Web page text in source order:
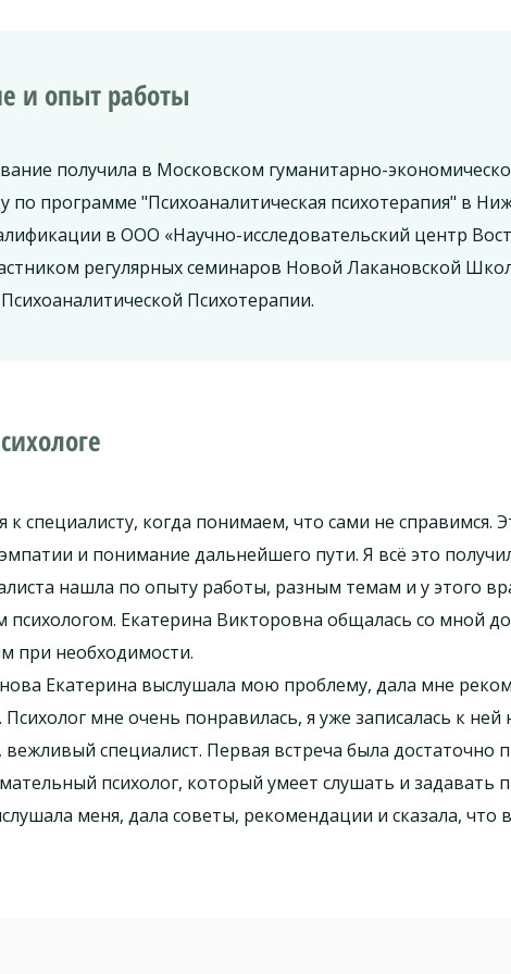
и опыт работы
получила в Московском гуманитарно-
по программе "Психоаналитическая психотерапия" в
в ООО «Научно-исследовательский центр
регулярных семинаров Новой Лакановской
Психотерапии.
специалисту, когда понимаем, что сами не
эмпатии и понимание дальнейшего пути. Я всё это
нашла по опыту работы, разным темам и у этого
психологом. Екатерина Викторовна общалась со мной
при необходимости.
Екатерина выслушала мою проблему, дала мне
Психолог мне очень понравилась, я уже записалась к
специалист. Первая встреча была достаточно
психолог, который умеет слушать и задавать
меня, дала советы, рекомендации и сказала,